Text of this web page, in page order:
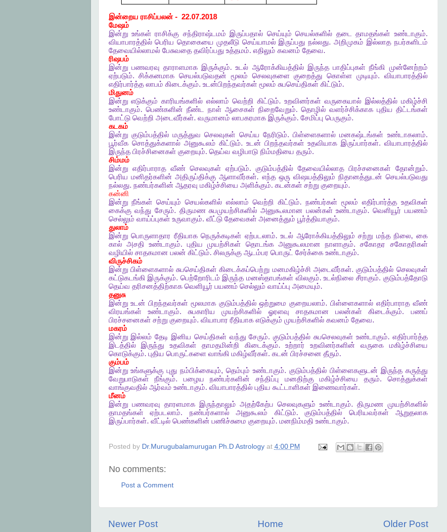
இன்றைய ராசிப்பலன்- 22.07.2018
மேஷம்
இன்று உங்கள் ராசிக்கு சந்திராஷ்டமம் இருப்பதால் செய்யும் செயல்களில் தடை தாமதங்கள் உண்டாகும்.
வியாபாரத்தில் பெரிய தொகையை முதலீடு செய்யாமல் இருப்பது நல்லது. அறிமுகம் இல்லாத நபர்களிடம்
தேவையில்லாமல் பேசுவதை தவிர்ப்பது உத்தமம். எதிலும் கவனம் தேவை.
ரிஷபம்
இன்று பணவரவு தாராளமாக இருக்கும்.உடல் ஆரோக்கியத்தில் இருந்த பாதிப்புகள் நீங்கி
முன்னேற்றம்
ஏற்படும்.சிக்கனமாக செயல்படுவதன் மூலம் செலவுகளை குறைத்து கொள்ள முடியும். வியாபாரத்தில்
எதிர்பார்த்த லாபம் கிடைக்கும். உடன்பிறந்தவர்கள் மூலம் சுபசெய்திகள் கிட்டும்.
மிதுனம்
இன்று எடுக்கும் காரியங்களில் எல்லாம் வெற்றி கிட்டும். உறவினர்கள் வருகையால் இல்லத்தில் மகிழ்ச்சி
உண்டாகும். பெண்களின் நீண்ட நாள் ஆசைகள் நிறைவேறும். தொழில் வளர்ச்சிக்காக புதிய திட்டங்கள்
போட்டு வெற்றி அடைவீர்கள். வருமானம் லாபகரமாக இருக்கும். சேமிப்பு பெருகும்.
கடகம்
இன்று குடும்பத்தில் மருத்துவ செலவுகள் செய்ய நேரிடும். பிள்ளைகளால் மனகஷ்டங்கள் உண்டாகலாம்.
பூர்வீக சொத்துக்களால் அனுகூலம் கிட்டும். உடன் பிறந்தவர்கள் உதவியாக இருப்பார்கள். வியாபாரத்தில்
இருந்த பிரச்சினைகள் குறையும். தெய்வ வழிபாடு நிம்மதியை தரும்.
சிம்மம்
இன்று எதிர்பாராத வீண் செலவுகள் ஏற்படும்.குடும்பத்தில் தேவையில்லாத பிரச்சனைகள் தோன்றும்.
பெரிய மனிதர்களின் அதிருப்திக்கு ஆளாவீர்கள். எந்த ஒரு விஷயத்திலும் நிதானத்துடன் செயல்படுவது
நல்லது. நண்பர்களின் ஆதரவு மகிழ்ச்சியை அளிக்கும். கடன்கள் சற்று குறையும்.
கன்னி
இன்று நீங்கள் செய்யும் செயல்களில் எல்லாம் வெற்றி கிட்டும். நண்பர்கள் மூலம் எதிர்பார்த்த உதவிகள்
கைக்கு வந்து சேரும். திருமண சுபமுயற்சிகளில் அனுகூலமான பலன்கள் உண்டாகும். வெளியூர் பயணம்
செல்லும் வாய்ப்புகள் உருவாகும். வீட்டு தேவைகள் அனைத்தும் பூர்த்தியாகும்.
துலாம்
இன்று பொருளாதார ரீதியாக நெருக்கடிகள் ஏற்படலாம். உடல் ஆரோக்கியத்திலும் சற்று மந்த நிலை, கை
கால் அசதி உண்டாகும்.புதிய முயற்சிகள் தொடங்க அனுகூலமான நாளாகும்.சகோதர
சகோதரிகள்
வழியில் சாதகமான பலன் கிட்டும். சிலருக்கு ஆடம்பர பொருட் சேர்க்கை உண்டாகும்.
விருச்சிகம்
இன்று பிள்ளைகளால் சுபசெய்திகள் கிடைக்கப்பெற்று மனமகிழ்ச்சி அடைவீர்கள்.குடும்பத்தில் செலவுகள்
கட்டுகடங்கி இருக்கும். பெற்றோரிடம் இருந்த மனஸ்தாபங்கள் விலகும்.உடல்நிலை சீராகும். குடும்பத்தோடு
தெய்வ தரிசனத்திற்காக வெளியூர் பயணம் செல்லும் வாய்ப்பு அமையும்.
தனுசு
இன்று உடன் பிறந்தவர்கள் மூலமாக குடும்பத்தில் ஒற்றுமை குறையலாம். பிள்ளைகளால் எதிர்பாராத வீண்
விரயங்கள்
உண்டாகும். சுபகாரிய முயற்சிகளில் ஓரளவு சாதகமான பலன்கள் கிடைக்கும். பணப்
பிரச்சனைகள் சற்று குறையும். வியாபார ரீதியாக எடுக்கும் முயற்சிகளில் கவனம் தேவை.
மகரம்
இன்று இல்லம் தேடி இனிய செய்திகள் வந்து சேரும்.குடும்பத்தில் சுபசெலவுகள் உண்டாகும். எதிர்பார்த்த
இடத்தில்
இருந்து உதவிகள் தாமதமின்றி கிடைக்கும்.உற்றார் உறவினர்களின் வருகை
மகிழ்ச்சியை
கொடுக்கும். புதிய பொருட்களை வாங்கி மகிழ்வீர்கள். கடன் பிரச்சனை தீரும்.
கும்பம்
இன்று உங்களுக்கு புது நம்பிக்கையும்,தெம்பும் உண்டாகும். குடும்பத்தில் பிள்ளைகளுடன் இருந்த கருத்து
வேறுபாடுகள்
நீங்கும். பழைய நண்பர்களின் சந்திப்பு மனதிற்கு மகிழ்ச்சியை தரும். சொத்துக்கள்
வாங்குவதில் ஆர்வம் உண்டாகும். வியாபாரத்தில் புதிய கூட்டாளிகள் இணைவார்கள்.
மீனம்
இன்று பணவரவு தாரளமாக இருந்தாலும் அதற்கேற்ப செலவுகளும் உண்டாகும்.திருமண முயற்சிகளில்
தாமதங்கள்
ஏற்படலாம். நண்பர்களால் அனுகூலம் கிட்டும்.குடும்பத்தில் பெரியவர்கள்
ஆறுதலாக
இருப்பார்கள். வீட்டில் பெண்களின் பணிச்சுமை குறையும். மனநிம்மதி உண்டாகும்.
Posted by Dr.Murugubalamurugan Ph.D Astrology at 4:00 PM
No comments:
Post a Comment
Newer Post Older Post
Home